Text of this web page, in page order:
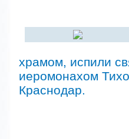
храмом, испили
иеромонахом
Краснодар.